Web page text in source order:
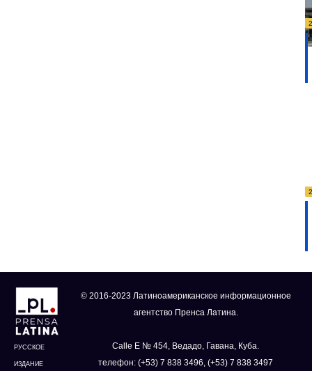
РУССКОЕ
ИЗДАНИЕ
© 2016-2023 Латиноамериканское информационное
агентство Пренса Латина.
Calle E № 454, Ведадо, Гавана, Куба.
телефон: (+53) 7 838 3496, (+53) 7 838 3497